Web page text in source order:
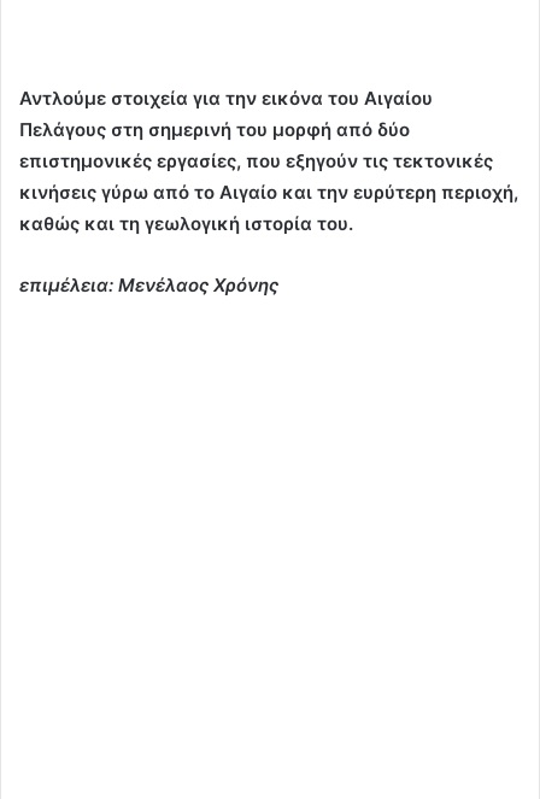
Αντλούμε στοιχεία για την εικόνα του Αιγαίου
Πελάγους στη σημερινή του μορφή από δύο
επιστημονικές εργασίες, που εξηγούν τις τεκτονικές
κινήσεις γύρω από το Αιγαίο και την ευρύτερη περιοχή,
καθώς και τη γεωλογική ιστορία του.
επιμέλεια: Μενέλαος Χρόνης